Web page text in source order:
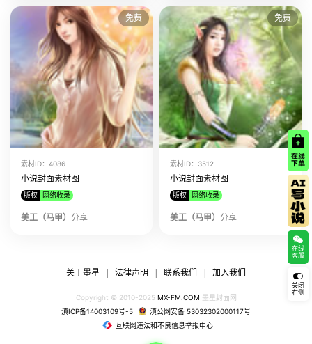
免费
素材ID：4086
小说封面素材图
版权 网络收录
美工（马甲） 分享
免费
素材ID：3512
小说封面素材图
版权 网络收录
美工（马甲） 分享
关于墨星 | 法律声明 | 联系我们 | 加入我们
Copyright © 2010-2025 MX-FM.COM 墨星封面网
滇ICP备14003109号-5
滇公网安备 53032302000117号
互联网违法和不良信息举报中心
在线
客服
关闭
右侧